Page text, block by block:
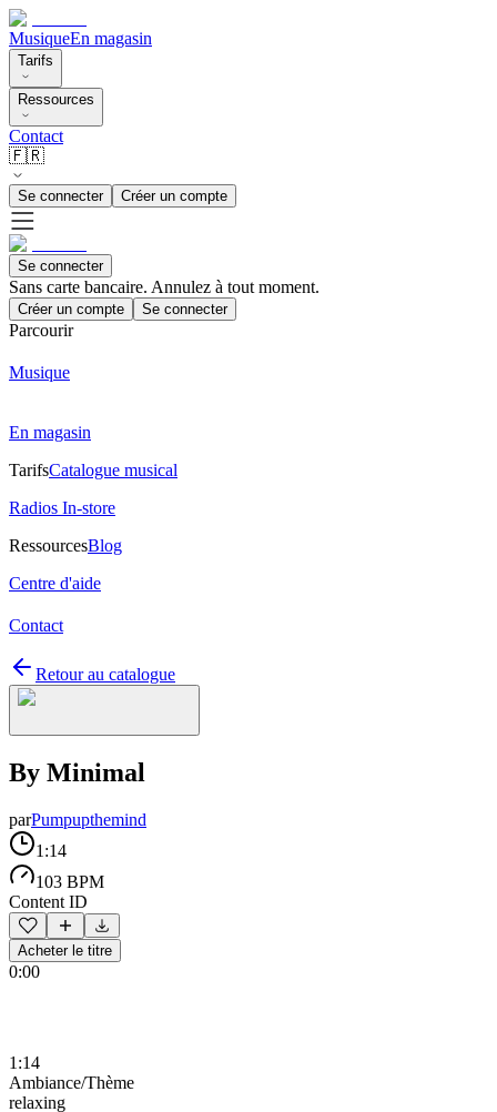
MusiqueEn magasin
Tarifs
Ressources
Contact
🇫🇷
Se connecter Créer un compte
Se connecter
Sans carte bancaire. Annulez à tout moment.
Créer un compte Se connecter
Parcourir
Musique
En magasin
TarifsCatalogue musical
Radios In-store
RessourcesBlog
Centre d'aide
Contact
Retour au catalogue
By Minimal
parPumpupthemind
1:14
103 BPM
Content ID
Acheter le titre
0:00
1:14
Ambiance/Thème
relaxing